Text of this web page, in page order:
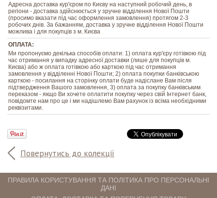
Повернутись до колекції
Адресна доставка кур'єром по Києву на наступний робочий день, в
регіони - доставка здійснюється у зручне відділення Нової Пошти
(просимо вказати під час оформлення замовлення) протягом 2-3
робочих днів. За бажанням, доставка у зручне відділення Нової Пошти
можлива і для покупців з м. Києва
ОПЛАТА:
Ми пропонуємо декілька способів оплати: 1) оплата кур'єру готівкою під
час отримання у випадку адресної доставки (лише для покупців м.
Києва) або ж оплата готівкою або карткою під час отримання
замовлення у відділенні Нової Пошти; 2) оплата покупки банківською
карткою - посилання на сторінку оплати буде надіслане Вам після
підтвердження Вашого замовлення, 3) оплата за покупку банківським
переказом - якщо Ви хочете оплатити покупку через свій Інтернет банк,
повідомте нам про це і ми надішлемо Вам рахунок із всіма необхідними
реквізитами.
ПРАВИЛА КОРИСТУВАННЯ ТА ПОЛІТИКА ПРО ПЕРСОНАЛЬНІ
ДАНІ